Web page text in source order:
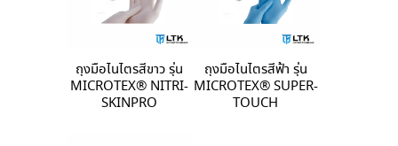
ถุงมือไนไตรสีขาว รุ่น
MICROTEX®️ NITRI-
SKINPRO
ถุงมือไนไตรสีฟ้า รุ่น
MICROTEX®️ SUPER-
TOUCH